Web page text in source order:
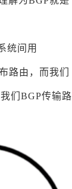
统间用
路由，而我们
们BGP传输路